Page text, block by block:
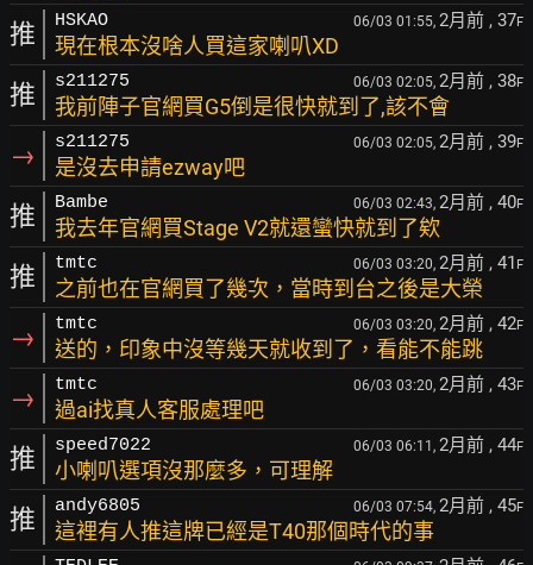
推 HSKAO 06/03 01:55, 2月前 , 37F
現在根本沒啥人買這家喇叭XD
推 s211275 06/03 02:05, 2月前 , 38F
我前陣子官網買G5倒是很快就到了,該不會
→ s211275 06/03 02:05, 2月前 , 39F
是沒去申請ezway吧
推 Bambe 06/03 02:43, 2月前 , 40F
我去年官網買Stage V2就還蠻快就到了欸
推 tmtc 06/03 03:20, 2月前 , 41 F
之前也在官網買了幾次，當時到台之後是大榮
→ tmtc 06/03 03:20, 2月前 , 42F
送的，印象中沒等幾天就收到了，看能不能跳
→ tmtc 06/03 03:20, 2月前 , 43F
過ai找真人客服處理吧
推 speed7022 06/03 06:11, 2月前 , 44F
小喇叭選項沒那麼多，可理解
推 andy6805 06/03 07:54, 2月前 , 45F
這裡有人推這牌已經是T40那個時代的事